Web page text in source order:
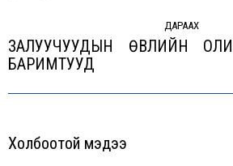
ДАРААХ
Next
ЗАЛУУЧУУДЫН ӨВЛИЙН
БАРИМТУУД
Холбоотой мэдээ